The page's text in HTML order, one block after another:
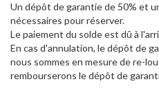
Un dépôt de garantie de 50% et
nécessaires pour réserver.
Le paiement du solde est dû à
En cas d'annulation, le dépôt de
nous sommes en mesure de re-
rembourserons le dépôt de